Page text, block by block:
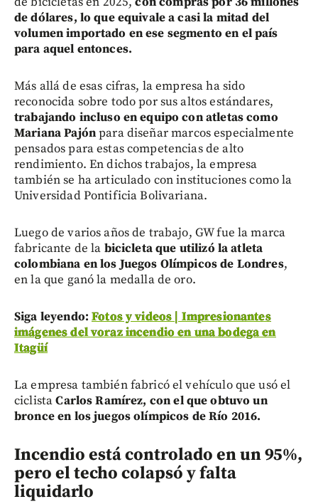
de dólares, lo que equivale a casi la mitad del
volumen importado en ese segmento en el país
para aquel entonces.
Más allá de esas cifras, la empresa ha sido
reconocida sobre todo por sus altos estándares,
trabajando incluso en equipo con atletas como
Mariana Pajónpara diseñar marcos especialmente
pensados para estas competencias de alto
rendimiento. En dichos trabajos, la empresa
también se ha articulado con instituciones como la
Universidad Pontificia Bolivariana.
Luego de varios años de trabajo, GW fue la marca
fabricante de la bicicleta que utilizó la atleta
colombiana en los Juegos Olímpicos de Londres,
en la que ganó la medalla de oro.
Siga leyendo:Fotos y videos | Impresionantes
imágenes del voraz incendio en una bodega en
Itagüí
La empresa también fabricó el vehículo que usó el
ciclistaCarlos Ramírez, con el que obtuvo un
bronce en los juegos olímpicos de Río 2016.
Incendio está controlado en un 95%,
pero el techo colapsó y falta
liquidarlo